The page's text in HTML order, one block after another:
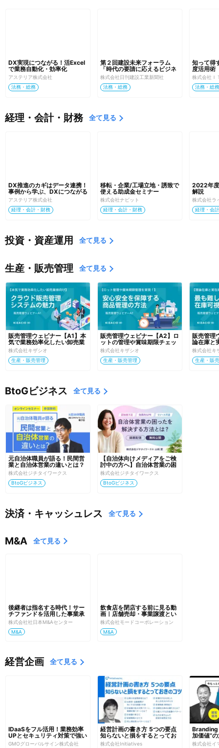
DX実現につながる！活Excel
で業務自動化・効率化
アステリア株式会社
法務・総務
第２回建設未来フォーラム
「時代の要請に応えるビジネ
スの創生」
株式会社日刊建設工業新聞社
法務・総務
知って得
度活用術
株式会社
法務・総
経理・会計・財務 全て見る
DX推進のカギはデータ連携！
事例から学ぶ、DXにつながる
業務改善セミナー＜内製化編
＞
アステリア株式会社
経理・会計・財務
移転・企業/工場立地・誘致で
使える助成金セミナー
株式会社ナビット
経理・会計・財務
2022年
解説
株式会社ラ
経理・会
投資・資産運用 全て見る
生産・販売管理 全て見る
販売管理ウェビナー【A1】本
気で業務効率化したい卸売業
の皆様が知っておきたいクラ
ウド販売管理システムの魅力
株式会社キザシオ
生産・販売管理
販売管理ウェビナー【A2】ロ
ットの管理や賞味期限チェッ
クなんて無理！では通用しな
い時代の解決策
株式会社キザシオ
生産・販売管理
販売管理
論在庫と
ていませ
要な課題
株式会社キ
生産・販
BtoGビジネス 全て見る
元自治体職員が語る！民間営
業と自治体営業の違いとは？
株式会社ジチタイワークス
BtoGビジネス
【自治体向けメディアをご検
討中の方へ】自治体営業の困
ったを解決する方法
株式会社ジチタイワークス
BtoGビジネス
決済・キャッシュレス 全て見る
M&A 全て見る
後継者は指名する時代！サー
チファンドを活用した事業承
継・M＆Aセミナー
株式会社社日本M&Aセンター
M&A
飲食店を閉店する前に見る動
画｜店舗売却・事業譲渡とい
う選択肢
株式会社モードコーポレーション
M&A
経営企画 全て見る
IDaaSをフル活用！業務効率
UPとセキュリティ対策で強い
組織に
GMOグローバルサイン株式会社
経営計画の書き方 5つの要点
知らないと損をするとってお
きのコツ
株式会社Initiatives
Branding
加価値”
株式会社イ